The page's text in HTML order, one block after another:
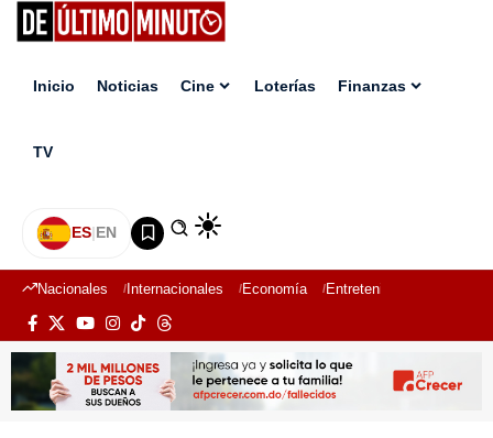
Inicio Noticias Cine Loterías Finanzas
TV
ES|EN
Nacionales Internacionales Economía Entretenimiento